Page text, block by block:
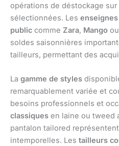
opérations de déstockage
sélectionnées. Les
public comme Zara, Mango ou
soldes saisonnières
tailleurs, permettant des
La gamme de styles
remarquablement variée et
besoins professionnels et
classiques en laine ou tweed
pantalon tailored
intemporelles. Les tailleurs